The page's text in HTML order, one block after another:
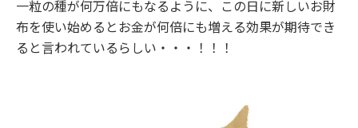
一粒の種が何万倍にもなるように、この日に新しいお財
布を使い始めるとお金が何倍にも増える効果が期待でき
ると言われているらしい・・・！！！